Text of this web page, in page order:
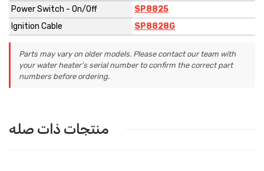
Power Switch - On/Off
SP8825
Ignition Cable
SP8828G
Parts may vary on older models. Please contact our team with
your water heater’s serial number to confirm the correct part
numbers before ordering.
منتجات ذات صله